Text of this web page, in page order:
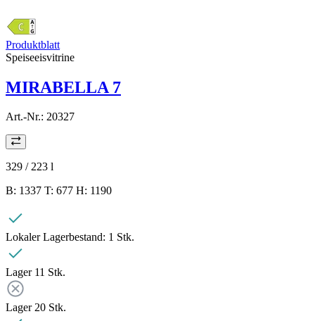
Produktblatt
Speiseeisvitrine
MIRABELLA 7
Art.-Nr.: 20327
329 / 223 l
B: 1337 T: 677 H: 1190
Lokaler Lagerbestand: 1 Stk.
Lager 11 Stk.
Lager 20 Stk.